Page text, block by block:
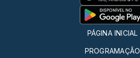
PÁGINA INICIAL
PROGRAMAÇÃO